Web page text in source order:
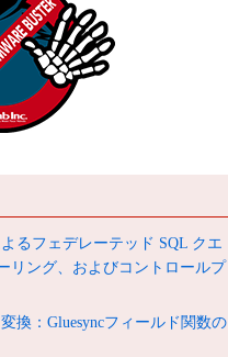
よるフェデレーテッド SQL クエ
リング、およびコントロール
換：Gluesyncフィールド関数の